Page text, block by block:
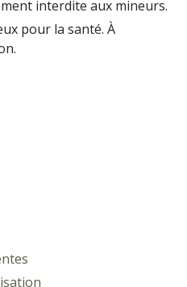
interdite aux mineurs.
pour la santé. À